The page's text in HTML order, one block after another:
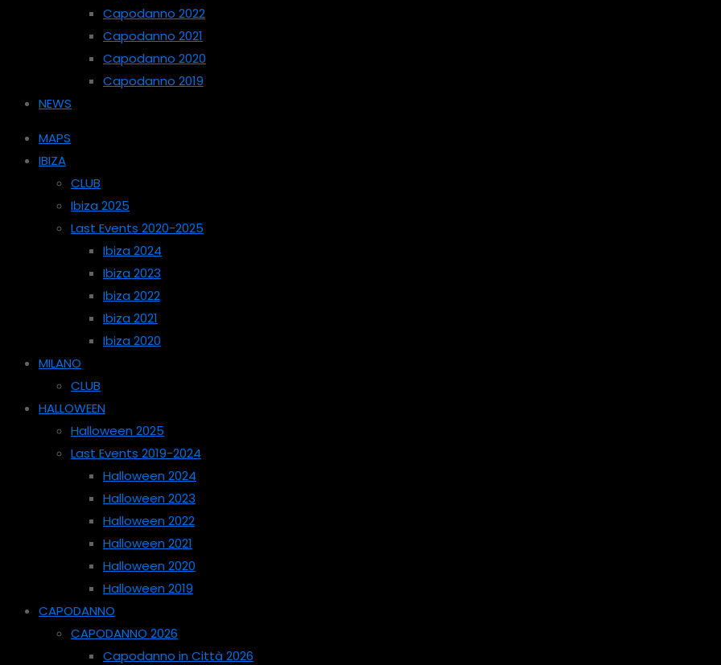
Capodanno 2022
Capodanno 2021
Capodanno 2020
Capodanno 2019
NEWS
MAPS
IBIZA
CLUB
Ibiza 2025
Last Events 2020-2025
Ibiza 2024
Ibiza 2023
Ibiza 2022
Ibiza 2021
Ibiza 2020
MILANO
CLUB
HALLOWEEN
Halloween 2025
Last Events 2019-2024
Halloween 2024
Halloween 2023
Halloween 2022
Halloween 2021
Halloween 2020
Halloween 2019
CAPODANNO
CAPODANNO 2026
Capodanno in Città 2026